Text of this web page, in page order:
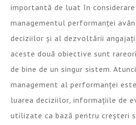
importantă de luat în considerare
managementul performanței
deciziilor și al dezvoltării
aceste două obiective sunt
de bine de un singur sistem.
management al performanței
luarea deciziilor, informațiile de
utilizate ca bază pentru creșteri